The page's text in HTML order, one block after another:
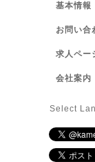
基本情報
お問い合
求人ペー
会社案内
Select